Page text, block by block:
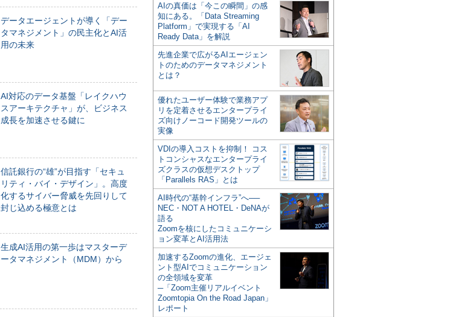
データエージェントが導く「デー
タマネジメント」の民主化とAI活
用の未来
AI対応のデータ基盤「レイクハウ
スアーキテクチャ」が、ビジネス
成長を加速させる鍵に
信託銀行の“雄”が目指す「セキュ
リティ・バイ・デザイン」。高度
化するサイバー脅威を先回りして
封じ込める極意とは
生成AI活用の第一歩はマスターデ
ータマネジメント（MDM）から
AIの真価は「今この瞬間」の感
知にある。「Data Streaming
Platform」で実現する「AI
Ready Data」を解説
先進企業で広がるAIエージェン
トのためのデータマネジメント
とは？
優れたユーザー体験で業務アプ
リを定着させるエンタープライ
ズ向けノーコード開発ツールの
実像
VDIの導入コストを抑制！ コス
トコンシャスなエンタープライ
ズクラスの仮想デスクトップ
「Parallels RAS」とは
AI時代の“基幹インフラ”へ──
NEC・NOT A HOTEL・DeNAが
語る
Zoomを核にしたコミュニケーシ
ョン変革とAI活用法
加速するZoomの進化、エージェ
ント型AIでコミュニケーション
の全領域を変革
─「Zoom主催リアルイベント
Zoomtopia On the Road Japan」
レポート